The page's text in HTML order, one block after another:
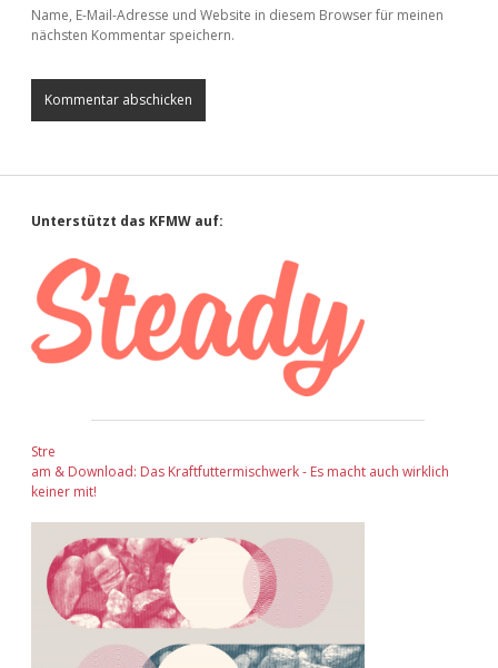
Name, E-Mail-Adresse und Website in diesem Browser für meinen
nächsten Kommentar speichern.
Sidebar
Unterstützt das KFMW auf:
Stre
am & Download: Das Kraftfuttermischwerk - Es macht auch wirklich
keiner mit!